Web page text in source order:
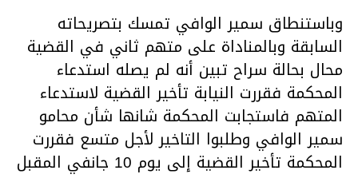
وباستنطاق سمير الوافي تمسك بتصريحاته
السابقة وبالمناداة على متهم ثاني في القضية
محال بحالة سراح تبين أنه لم يصله استدعاء
المحكمة فقررت النيابة تأخير القضية لاستدعاء
المتهم فاستجابت المحكمة شانها شأن محامو
سمير الوافي وطلبوا التاخير لأجل متسع فقررت
المحكمة تأخير القضية إلى يوم 10 جانفي المقبل